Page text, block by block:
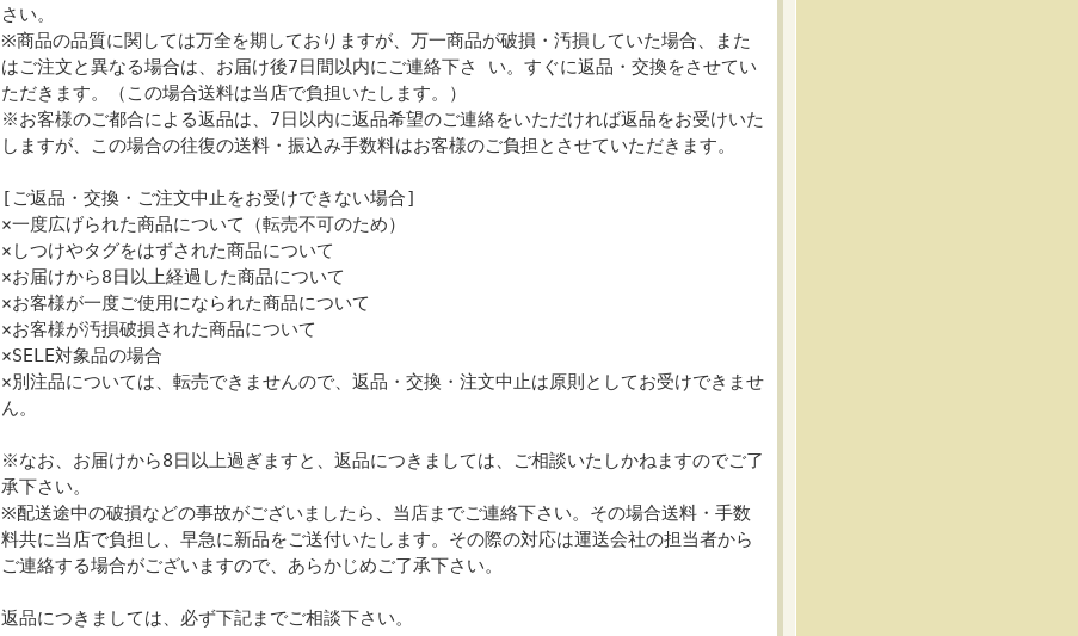
さい。
※商品の品質に関しては万全を期しておりますが、万一商品が破損・汚損していた場合、また
はご注文と異なる場合は、お届け後7日間以内にご連絡下さ い。すぐに返品・交換をさせてい
ただきます。（この場合送料は当店で負担いたします。）
※お客様のご都合による返品は、7日以内に返品希望のご連絡をいただければ返品をお受けいた
しますが、この場合の往復の送料・振込み手数料はお客様のご負担とさせていただきます。
[ご返品・交換・ご注文中止をお受けできない場合]
×一度広げられた商品について（転売不可のため）
×しつけやタグをはずされた商品について
×お届けから8日以上経過した商品について
×お客様が一度ご使用になられた商品について
×お客様が汚損破損された商品について
×SELE対象品の場合
×別注品については、転売できませんので、返品・交換・注文中止は原則としてお受けできませ
ん。
※なお、お届けから8日以上過ぎますと、返品につきましては、ご相談いたしかねますのでご了
承下さい。
※配送途中の破損などの事故がございましたら、当店までご連絡下さい。その場合送料・手数
料共に当店で負担し、早急に新品をご送付いたします。その際の対応は運送会社の担当者から
ご連絡する場合がございますので、あらかじめご了承下さい。
返品につきましては、必ず下記までご相談下さい。